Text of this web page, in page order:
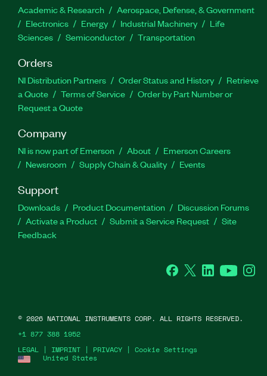
Academic & Research
Aerospace, Defense, & Government
Electronics
Energy Industrial Machinery
Life
Sciences
Semiconductor Transportation
Orders
NI Distribution Partners Order Status and History
Retrieve
a Quote
Terms of Service
Order by Part Number or
Request a Quote
Company
NI is now part of Emerson About
Emerson Careers
Newsroom
Supply Chain & Quality Events
Support
Downloads Product Documentation
Discussion Forums
Activate a Product
Submit a Service Request
Site
Feedback
Facebook
Twitter LinkedInYouTube
United States
LEGAL IMPRINT PRIVACY Cookie Settings
© 2026 NATIONAL INSTRUMENTS CORP. ALL RIGHTS RESERVED.
+1 877 388 1952